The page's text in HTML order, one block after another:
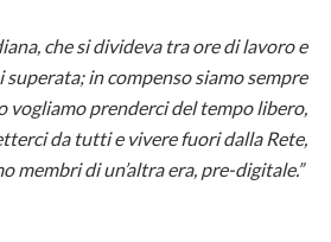
che si divideva tra ore di lavoro e
superata; in compenso siamo sempre
vogliamo prenderci del tempo libero,
da tutti e vivere fuori dalla Rete,
membri di un’altra era, pre-digitale.”